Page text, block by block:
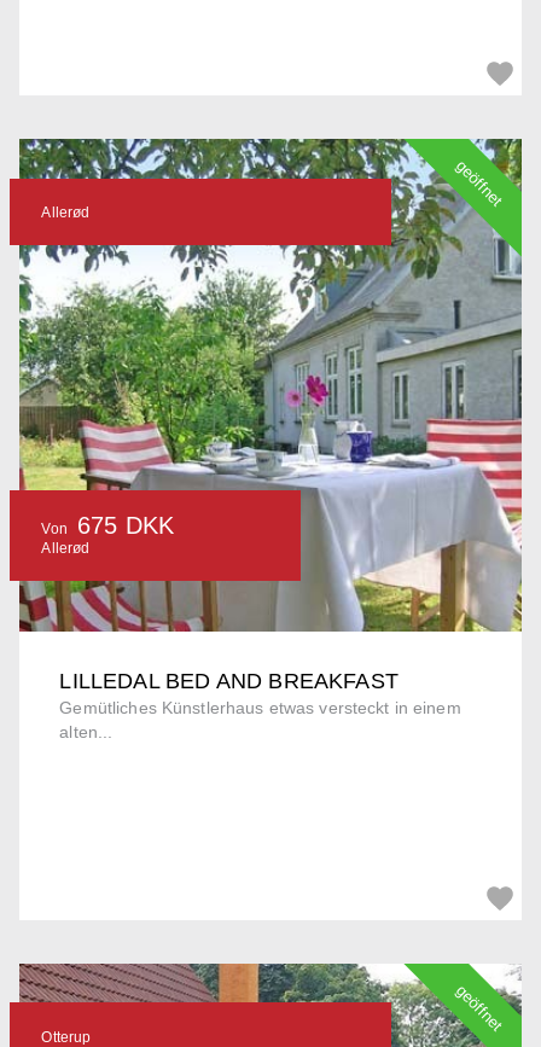
LILLEDAL BED AND BREAKFAST
Gemütliches Künstlerhaus etwas versteckt in einem
alten...
Allerød
Von 675 DKK
Allerød
geöffnet
Otterup
geöffnet